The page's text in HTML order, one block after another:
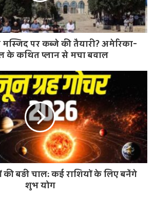
पर कब्जे की तैयारी? अमेरिका-
के कथित प्लान से मचा बवाल
की बड़ी चाल: कई राशियों के लिए बनेंगे
शुभ योग